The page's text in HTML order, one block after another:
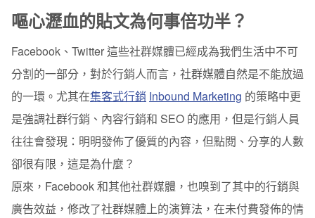
利用電子報讓社群行銷加分
六個為什麼社群行銷要結合電子報的理由：
吸引潛在客戶
訂閱者分眾
介面優化
嘔心瀝血的貼文為何事倍功半？
Facebook、Twitter 這些社群媒體已經成為我們生活中不可
分割的一部分，對於行銷人而言，社群媒體自然是不能放過
的一環。尤其在集客式行銷 Inbound Marketing 的策略中更
是強調社群行銷、內容行銷和 SEO 的應用， 但是行銷人員
往往會發現： 明明發佈了優質的內容，但點閱、分享的人數
卻很有限，這是為什麼？
原來，Facebook 和其他社群媒體，也嗅到了其中的行銷與
廣告效益，修改了社群媒體上的演算法，在未付費發佈的情